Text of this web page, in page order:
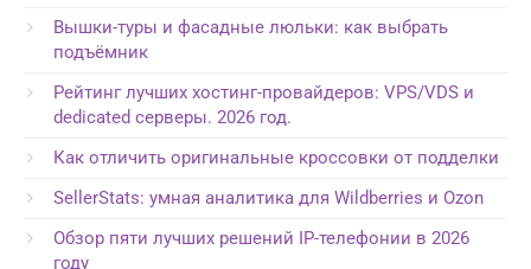
Вышки-туры и фасадные люльки: как выбрать
подъёмник
Рейтинг лучших хостинг-провайдеров: VPS/VDS и
dedicated серверы. 2026 год.
Как отличить оригинальные кроссовки от подделки
SellerStats: умная аналитика для Wildberries и Ozon
Обзор пяти лучших решений IP-телефонии в 2026
году